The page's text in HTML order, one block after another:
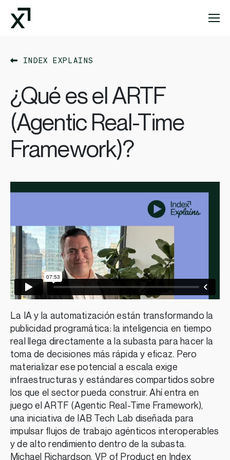
Index Exchange Home page
INDEX EXPLAINS
¿Qué es el ARTF
(Agentic Real-Time
Framework)?
La IA y la automatización están transformando la
publicidad programática: la inteligencia en tiempo
real llega directamente a la subasta para hacer la
toma de decisiones más rápida y eficaz. Pero
materializar ese potencial a escala exige
infraestructuras y estándares compartidos sobre
los que el sector pueda construir. Ahí entra en
juego el ARTF (Agentic Real-Time Framework),
una iniciativa de IAB Tech Lab diseñada para
impulsar flujos de trabajo agénticos interoperables
y de alto rendimiento dentro de la subasta.
Michael Richardson, VP of Product en Index